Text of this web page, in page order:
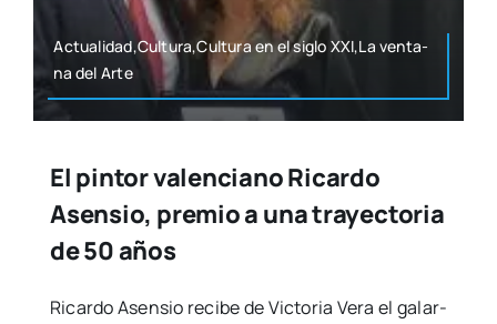
Actualidad,Cultura,Cultura en el siglo XXI,La ven­ta­
na del Arte
El pintor valenciano Ricardo
Asensio, premio a una trayectoria
de 50 años
Ricar­do Asen­sio reci­be de Vic­to­ria Vera el galar­